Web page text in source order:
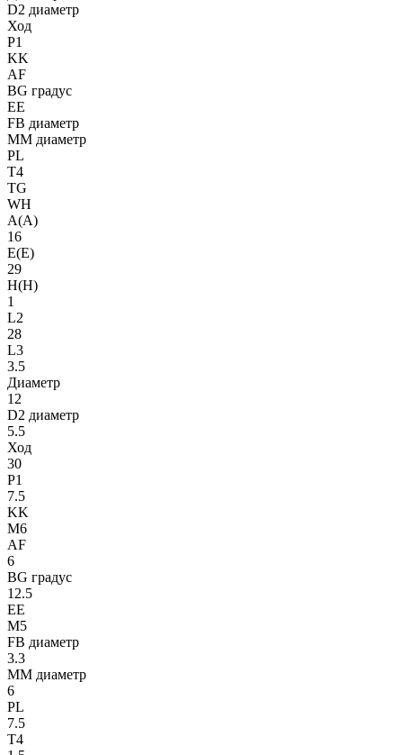
D2 диаметр
Ход
P1
KK
AF
BG градус
EE
FB диаметр
MM диаметр
PL
T4
TG
WH
A(A)
16
E(E)
29
H(H)
1
L2
28
L3
3.5
Диаметр
12
D2 диаметр
5.5
Ход
30
P1
7.5
KK
M6
AF
6
BG градус
12.5
EE
M5
FB диаметр
3.3
MM диаметр
6
PL
7.5
T4